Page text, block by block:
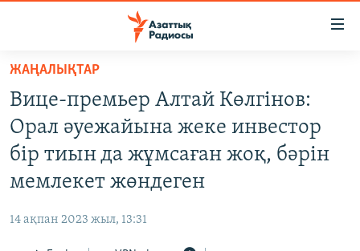
Skip
main
content
Skip
main
Skip
САЯСАТ
AZATTYQTV
ӘЛЕУМЕТ
ЖАҢАЛЫҚТАР
Вице-премьер Алтай Көлгінов:
Орал әуежайына жеке инвестор
бір тиын да жұмсаған жоқ, бәрін
мемлекет жөндеген
14 ақпан 2023 жыл, 13:31